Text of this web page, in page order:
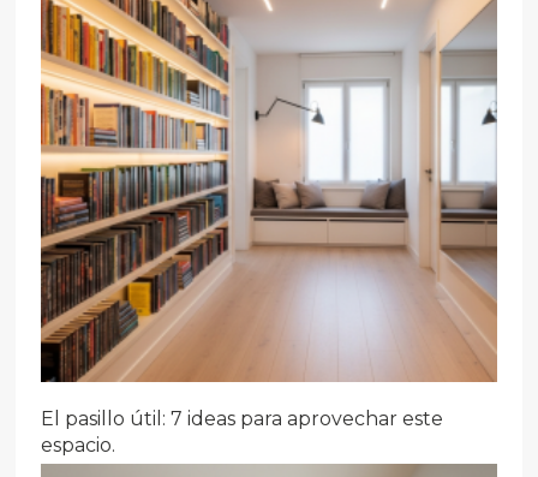
El pasillo útil: 7 ideas para aprovechar este
espacio.